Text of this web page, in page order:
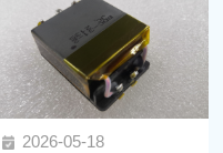
2026-05-18